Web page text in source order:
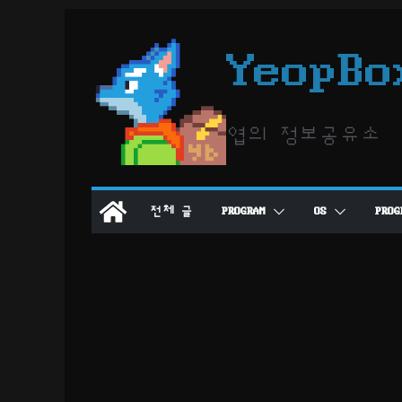
엽의 정보공유소
전체 글 PROGRAM OS